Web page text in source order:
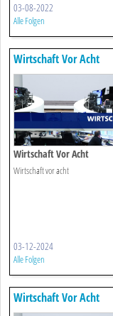
03-08-2022
Alle Folgen
Wirtschaft Vor Acht
Wirtschaft Vor Acht
Wirtschaft vor acht
03-12-2024
Alle Folgen
Wirtschaft Vor Acht